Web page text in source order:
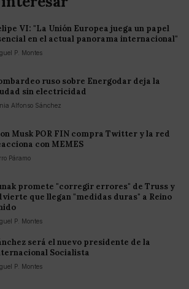
VI: "La Unión Europea juega un papel
en el actual panorama internacional"
P. Montes
ruso sobre Energodar deja la
sin electricidad
Alfonso Sánchez
Musk POR FIN compra Twitter y la red
con MEMES
Páramo
promete "corregir errores" de Truss y
que llegan "medidas duras" a Reino
P. Montes
será el nuevo presidente de la
Socialista
P. Montes